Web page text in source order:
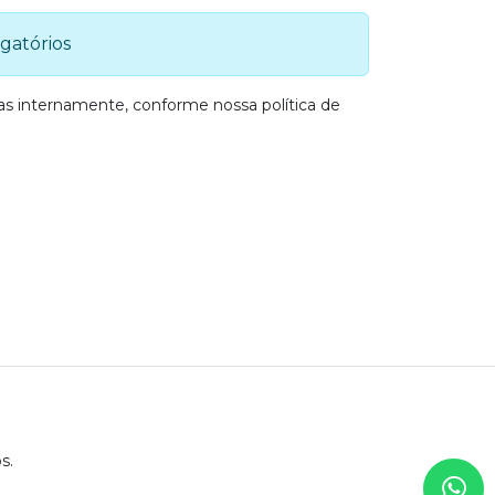
internamente, conforme nossa política de